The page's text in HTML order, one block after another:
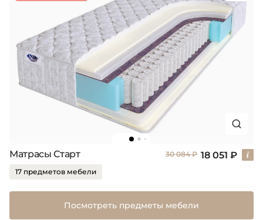
Матрасы Старт 30 084 ₽ 18 051 ₽
17 предметов мебели
Посмотреть предметы мебели